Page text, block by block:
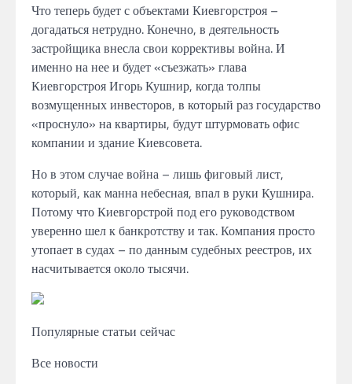
Что теперь будет с объектами Киевгорстроя –
догадаться нетрудно. Конечно, в деятельность
застройщика внесла свои коррективы война. И
именно на нее и будет «съезжать» глава
Киевгорстроя Игорь Кушнир, когда толпы
возмущенных инвесторов, в который раз государство
«проснуло» на квартиры, будут штурмовать офис
компании и здание Киевсовета.
Но в этом случае война – лишь фиговый лист,
который, как манна небесная, впал в руки Кушнира.
Потому что Киевгорстрой под его руководством
уверенно шел к банкротству и так. Компания просто
утопает в судах – по данным судебных реестров, их
насчитывается около тысячи.
Популярные статьи сейчас
Все новости